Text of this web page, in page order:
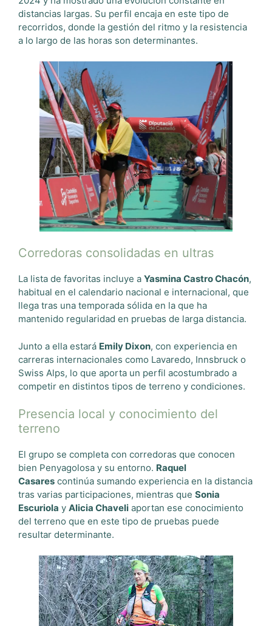
distancias largas. Su perfil encaja en este tipo de
recorridos, donde la gestión del ritmo y la resistencia
a lo largo de las horas son determinantes.
Corredoras consolidadas en ultras
La lista de favoritas incluye a Yasmina Castro Chacón,
habitual en el calendario nacional e internacional, que
llega tras una temporada sólida en la que ha
mantenido regularidad en pruebas de larga distancia.
Junto a ella estará Emily Dixon, con experiencia en
carreras internacionales como Lavaredo, Innsbruck o
Swiss Alps, lo que aporta un perfil acostumbrado a
competir en distintos tipos de terreno y condiciones.
Presencia local y conocimiento del
terreno
El grupo se completa con corredoras que conocen
bien Penyagolosa y su entorno. Raquel
Casares continúa sumando experiencia en la distancia
tras varias participaciones, mientras que Sonia
Escuriola y Alicia Chaveli aportan ese conocimiento
del terreno que en este tipo de pruebas puede
resultar determinante.